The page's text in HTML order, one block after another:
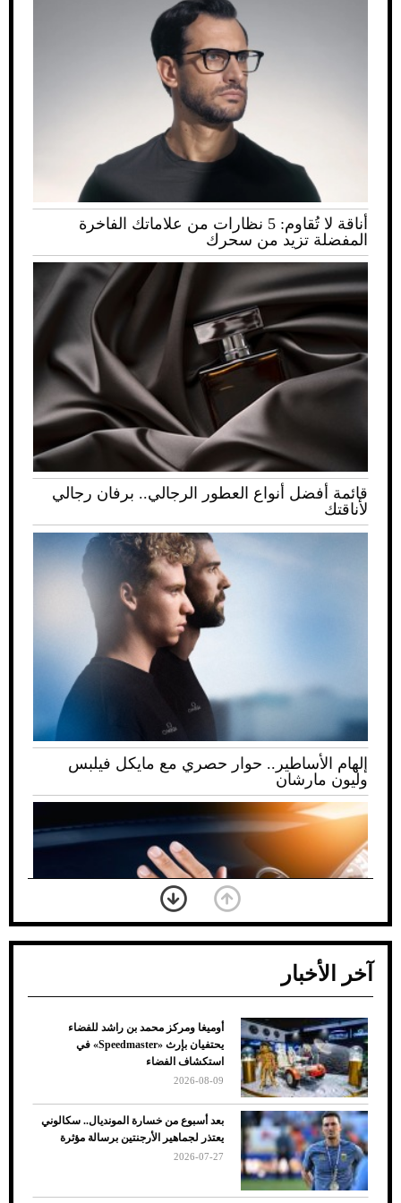
أناقة لا تُقاوم: 5 نظارات من علاماتك الفاخرة
المفضلة تزيد من سحرك
قائمة أفضل أنواع العطور الرجالي.. برفان رجالي
لأناقتك
إلهام الأساطير.. حوار حصري مع مايكل فيلبس
وليون مارشان
ضعف تبريد مكيف السيارة عند الوقوف.. أشهر
الأسباب والحلول
آخر الأخبار
أوميغا ومركز محمد بن راشد للفضاء
يحتفيان بإرث «Speedmaster» في
استكشاف الفضاء
2026-08-09
بعد أسبوع من خسارة المونديال.. سكالوني
يعتذر لجماهير الأرجنتين برسالة مؤثرة
2026-07-27